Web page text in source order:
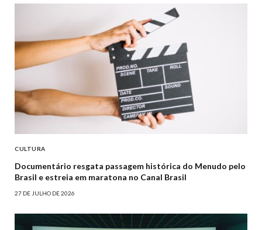
CULTURA
Documentário resgata passagem histórica do Menudo pelo
Brasil e estreia em maratona no Canal Brasil
27 DE JULHO DE 2026